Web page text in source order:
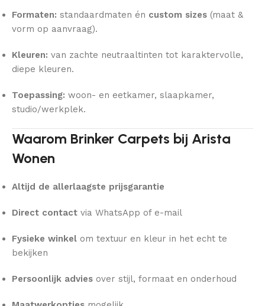
Formaten: standaardmaten én custom sizes (maat &
vorm op aanvraag).
Kleuren: van zachte neutraaltinten tot karaktervolle,
diepe kleuren.
Toepassing: woon- en eetkamer, slaapkamer,
studio/werkplek.
Waarom Brinker Carpets bij Arista
Wonen
Altijd de allerlaagste prijsgarantie
Direct contact via WhatsApp of e-mail
Fysieke winkel om textuur en kleur in het echt te
bekijken
Persoonlijk advies over stijl, formaat en onderhoud